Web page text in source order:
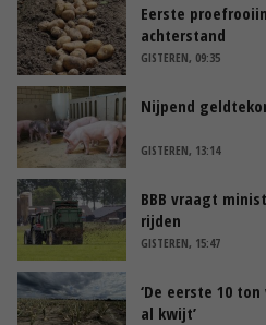
Eerste
achterstand
GISTEREN, 09:35
Nijpend
GISTEREN, 13:14
BBB vraagt
rijden
GISTEREN, 15:47
‘De eerste 10
al kwijt’